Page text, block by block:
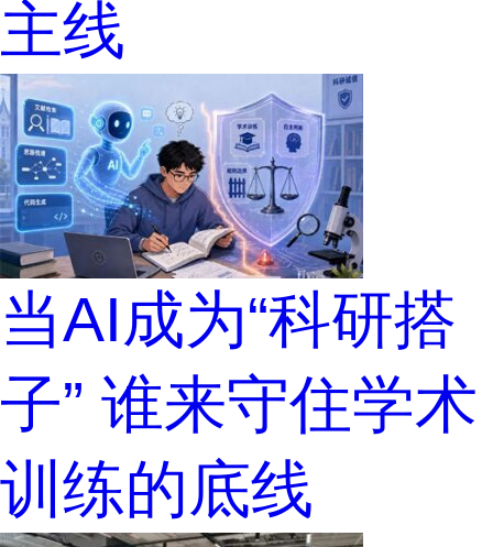
主线
当AI成为“科研搭
子” 谁来守住学术
训练的底线